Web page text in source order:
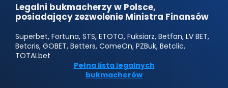
Legalni bukmacherzy w Polsce,
posiadający zezwolenie Ministra Finansów
Superbet, Fortuna, STS, ETOTO, Fuksiarz, Betfan, LV BET,
Betcris, GOBET, Betters, ComeOn, PZBuk, Betclic,
TOTALbet
Pełna lista legalnych
bukmacherów